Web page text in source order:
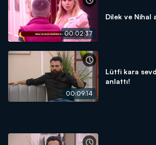
00:02:37
Dilek ve Nihal
00:09:14
Lütfi kara
anlattı!